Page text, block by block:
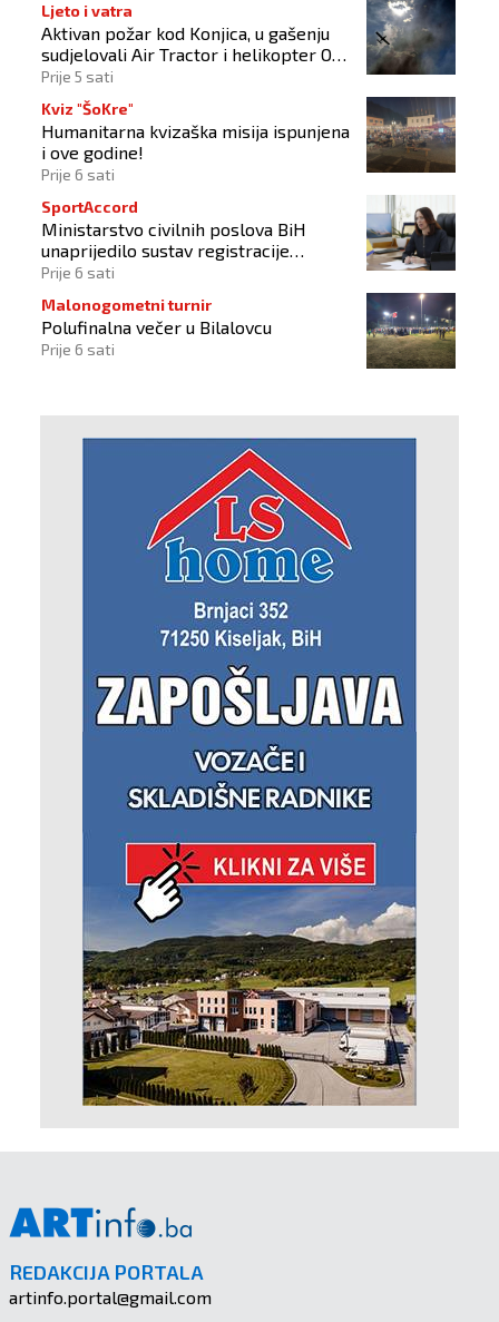
Ljeto i vatra
Aktivan požar kod Konjica, u gašenju
sudjelovali Air Tractor i helikopter OS-
a BiH
Prije 5 sati
Kviz "ŠoKre"
Humanitarna kvizaška misija ispunjena
i ove godine!
Prije 6 sati
SportAccord
Ministarstvo civilnih poslova BiH
unaprijedilo sustav registracije
sportskih organizacija
Prije 6 sati
Malonogometni turnir
Polufinalna večer u Bilalovcu
Prije 6 sati
REDAKCIJA PORTALA
artinfo.portal@gmail.com